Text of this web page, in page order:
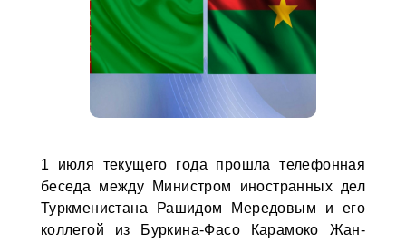
1 июля текущего года прошла телефонная
беседа между Министром иностранных дел
Туркменистана Рашидом Мередовым и его
коллегой из Буркина-Фасо Карамоко Жан-